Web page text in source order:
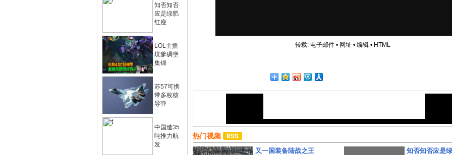
知否知否
应是绿肥
红瘦
LOL主播
坑爹碉堡
集锦
苏57可携
带多枚核
导弹
中国造35
吨推力航
发
转载: 电子邮件• 网址 • 编辑• HTML
热门视频
又一国装备陆战之王 知否知否应是